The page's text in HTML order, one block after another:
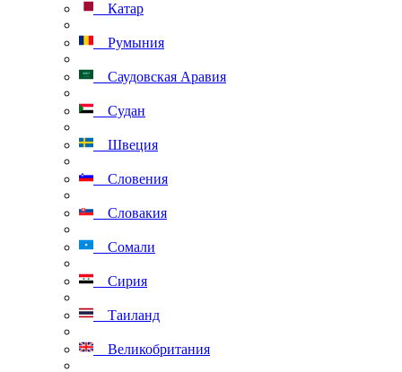
Катар
Румыния
Саудовская Аравия
Судан
Швеция
Словения
Словакия
Сомали
Сирия
Таиланд
Великобритания